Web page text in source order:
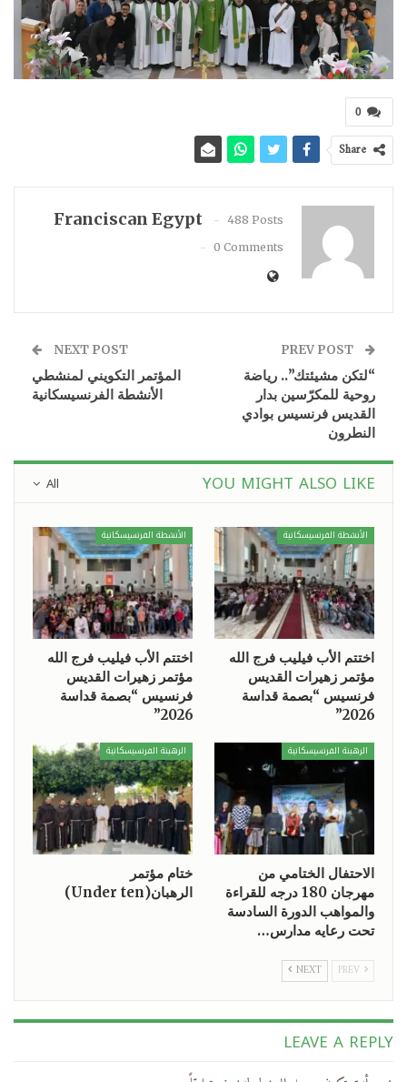
0
Share
Franciscan Egypt
488 Posts
0 Comments
“لتكن مشيئتك”.. رياضة
روحية للمكرّسين بدار
القديس فرنسيس بوادي
النطرون
NEXT POST
المؤتمر التكويني لمنشطي
الأنشطة الفرنسيسكانية
All YOU MIGHT ALSO LIKE
الأنشطة الفرنسيسكانية
اختتم الأب فيليب فرج الله
مؤتمر زهيرات القديس
فرنسيس “بصمة قداسة
2026”
الأنشطة الفرنسيسكانية
اختتم الأب فيليب فرج الله
مؤتمر زهيرات القديس
فرنسيس “بصمة قداسة
2026”
الرهبنة الفرنسيسكانية
الاحتفال الختامي من
مهرجان 180 درجه للقراءة
والمواهب الدورة السادسة
تحت رعايه مدارس…
الرهبنة الفرنسيسكانية
ختام مؤتمر
الرهبان(Under ten)
NEXT
LEAVE A REPLY